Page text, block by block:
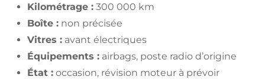
Kilométrage : 300 000 km
Boîte : non précisée
Vitres : avant électriques
Équipements : airbags, poste radio d’origine
État : occasion, révision moteur à prévoir